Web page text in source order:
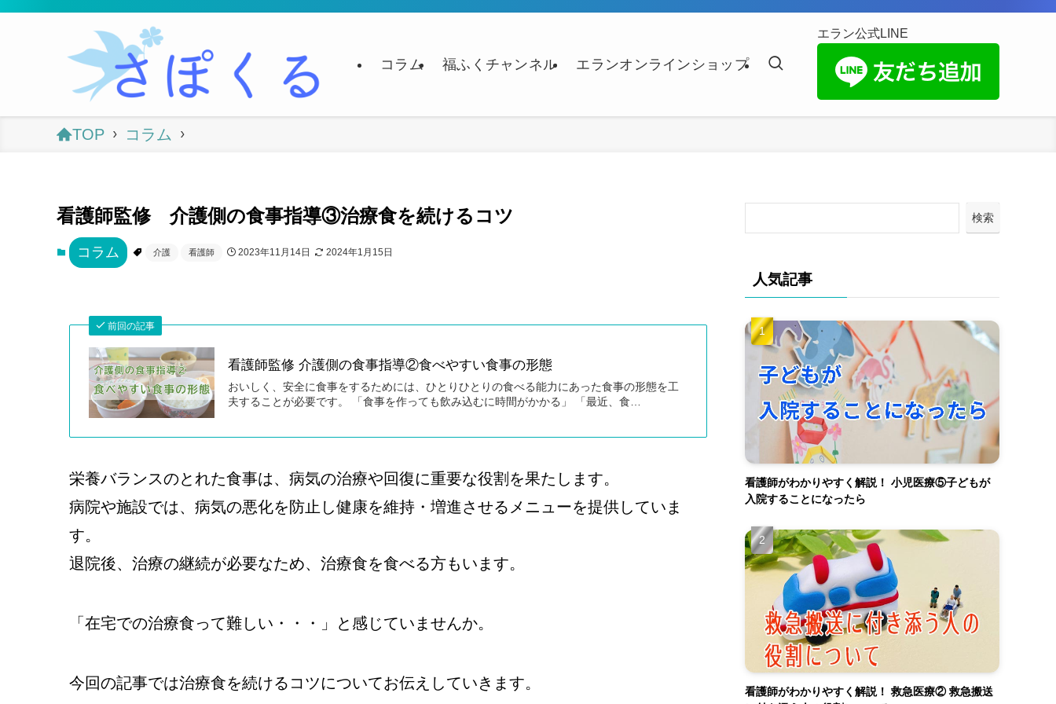
コラム 福ふくチャンネル エランオンラインショップ
エラン公式LINE
TOP コラム
看護師監修 介護側の食事指導③治療食を続けるコツ
コラム 介護 看護師 2023年11月14日 2024年1月15日
前回の記事
看護師監修 介護側の食事指導②食べやすい食事の形態
おいしく、安全に食事をするためには、ひとりひとりの食べる能力にあった食事の形態を工
夫することが必要です。 「食事を作っても飲み込むに時間がかかる」 「最近、食…
栄養バランスのとれた食事は、病気の治療や回復に重要な役割を果たします。
病院や施設では、病気の悪化を防止し健康を維持・増進させるメニューを提供していま
す。
退院後、治療の継続が必要なため、治療食を食べる方もいます。
「在宅での治療食って難しい・・・」と感じていませんか。
今回の記事では治療食を続けるコツについてお伝えしていきます。
検索
人気記事
看護師がわかりやすく解説！ 小児医療⑤子どもが
入院することになったら
看護師がわかりやすく解説！ 救急医療② 救急搬送